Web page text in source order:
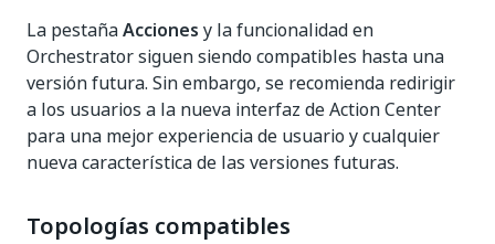
La pestañaAcciones y la funcionalidad en
Orchestrator siguen siendo compatibles hasta una
versión futura. Sin embargo, se recomienda redirigir
a los usuarios a la nueva interfaz de Action Center
para una mejor experiencia de usuario y cualquier
nueva característica de las versiones futuras.
Topologías compatibles